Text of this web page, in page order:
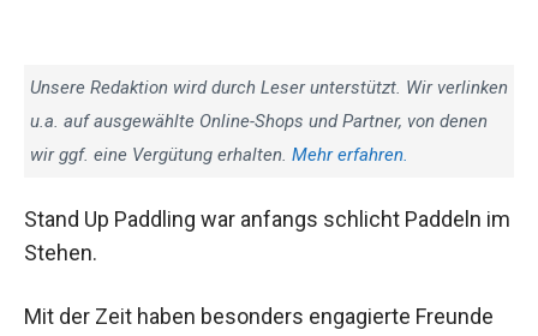
Unsere Redaktion wird durch Leser unterstützt. Wir verlinken
u.a. auf ausgewählte Online-Shops und Partner, von denen
wir ggf. eine Vergütung erhalten. Mehr erfahren.
Stand Up Paddling war anfangs schlicht Paddeln im
Stehen.
Mit der Zeit haben besonders engagierte Freunde